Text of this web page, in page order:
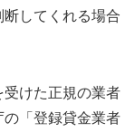
してくれる場合
けた正規の業者
「登録貸金業者